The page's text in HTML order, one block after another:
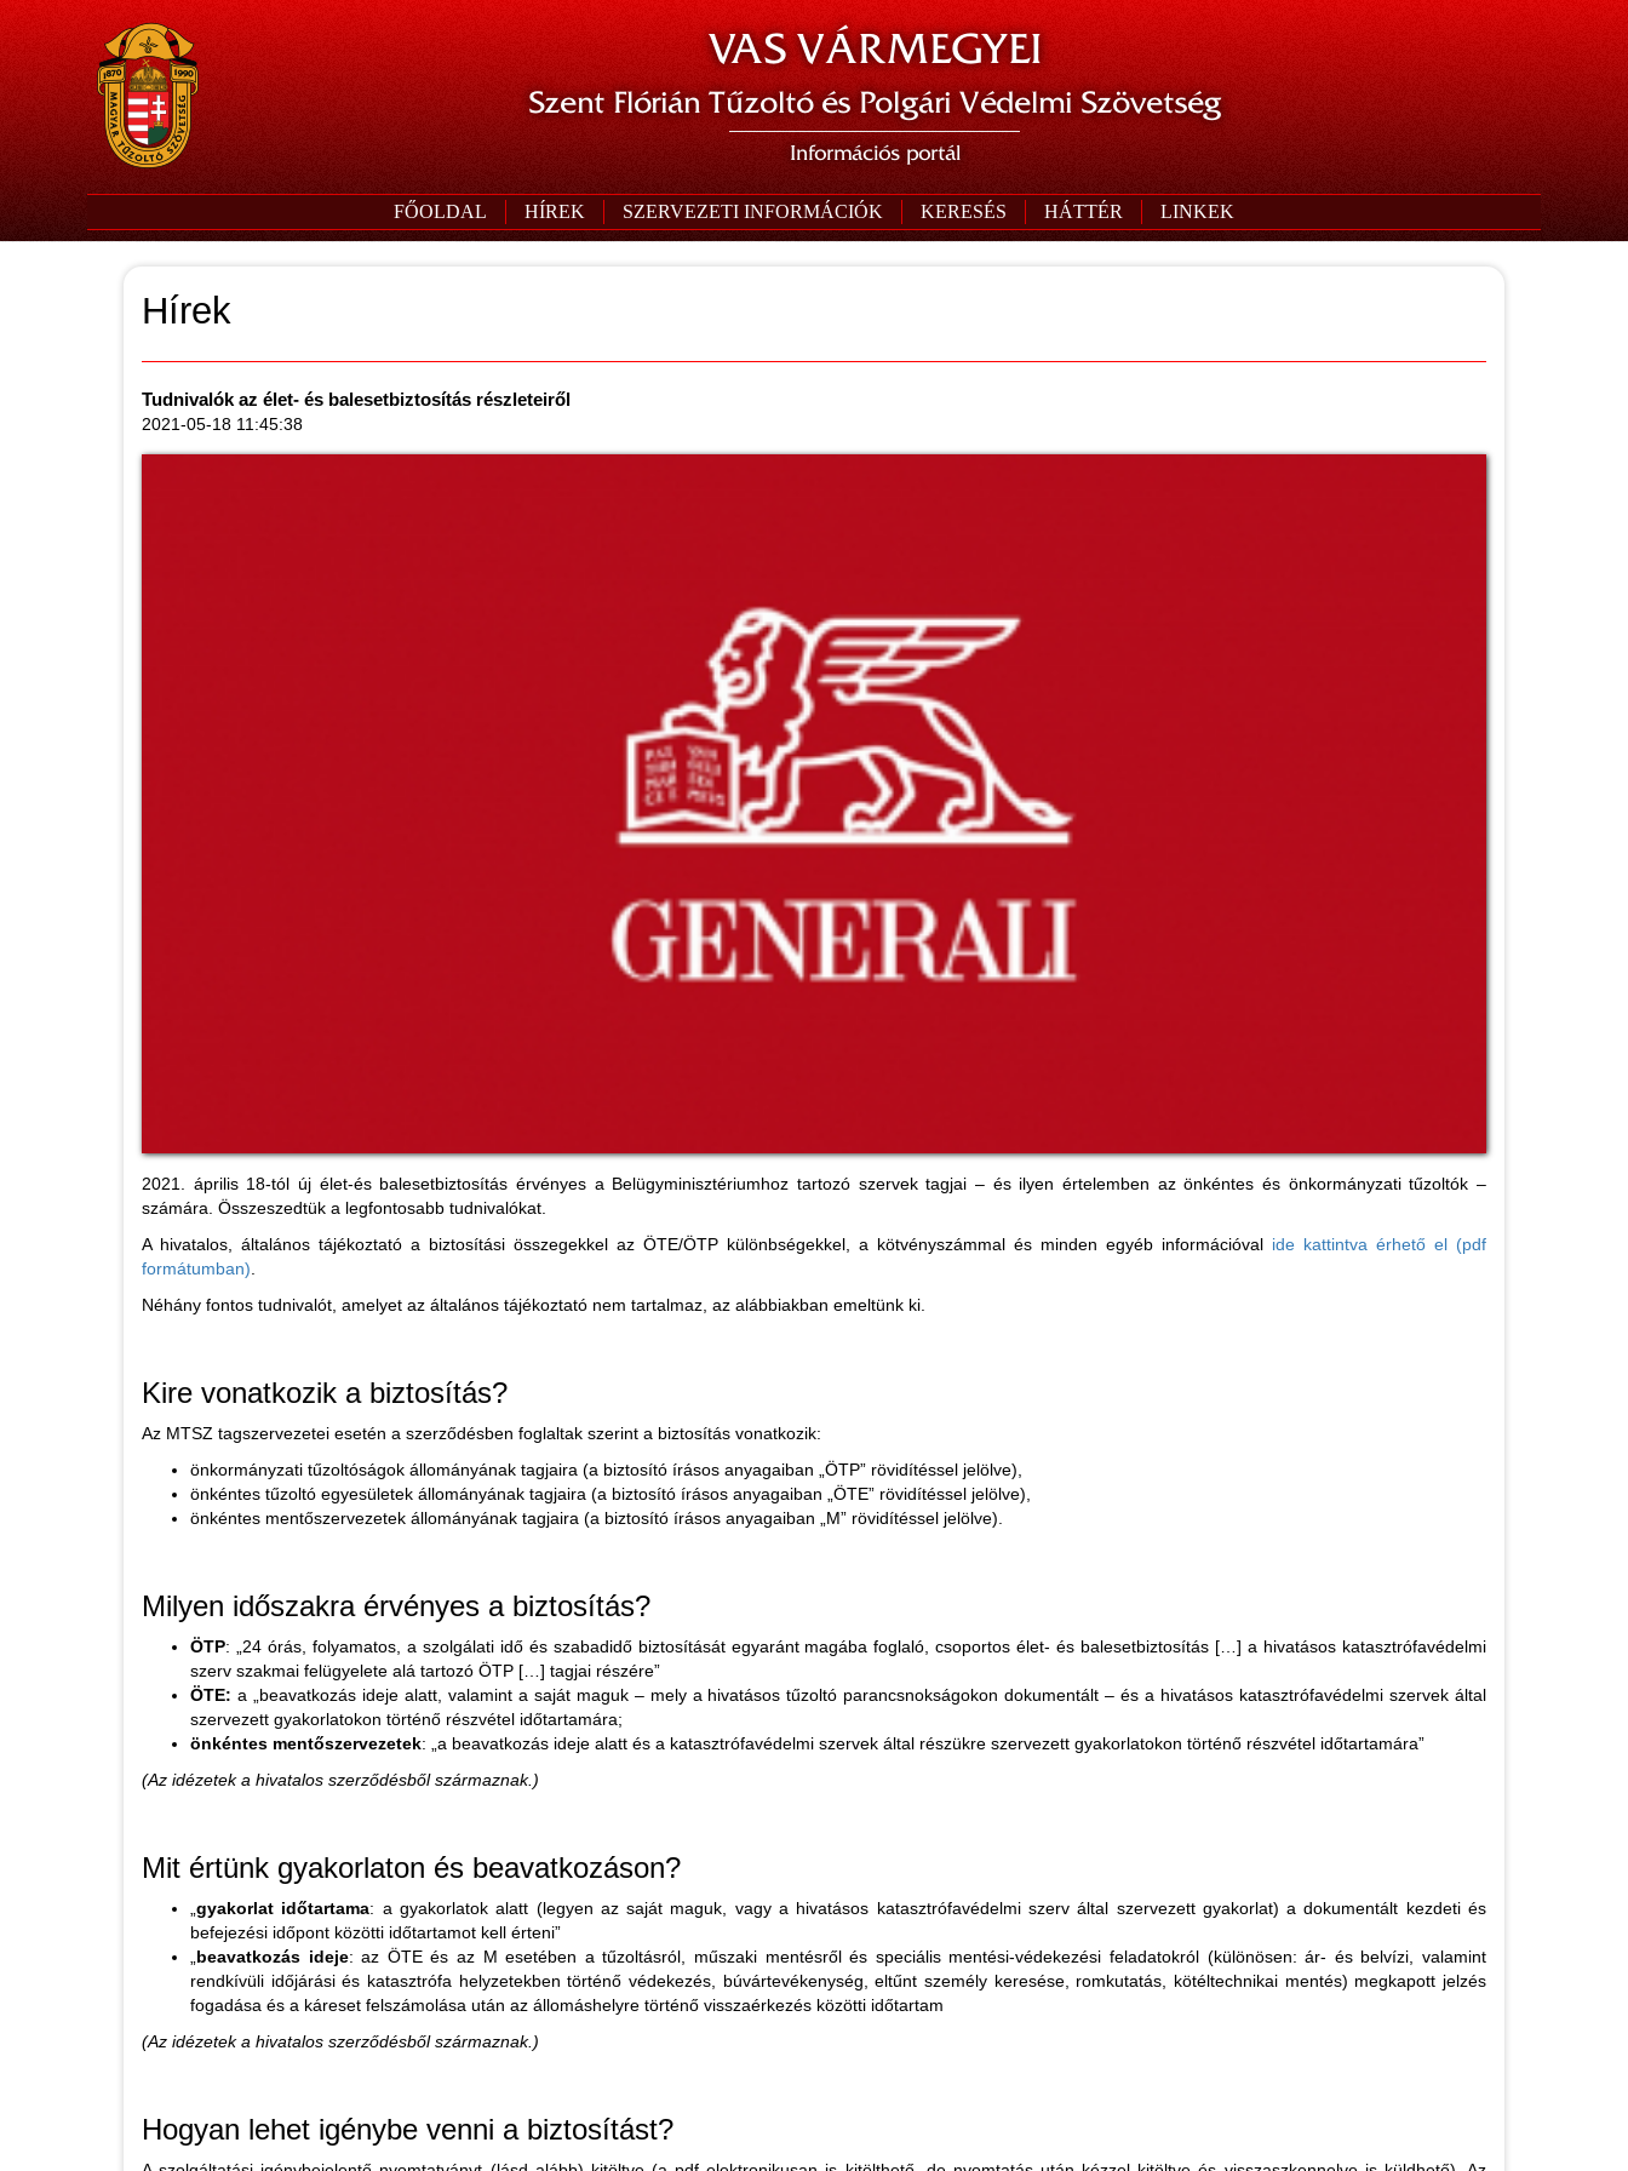
VAS VÁRMEGYEI
Szent Flórián Tűzoltó és Polgári Védelmi Szövetség
Információs portál
FŐOLDAL HÍREK SZERVEZETI INFORMÁCIÓK KERESÉS HÁTTÉR LINKEK
Hírek
Tudnivalók az élet- és balesetbiztosítás részleteiről
2021-05-18 11:45:38
2021. április 18-tól új élet-és balesetbiztosítás érvényes a Belügyminisztériumhoz tartozó szervek tagjai – és ilyen értelemben az önkéntes és önkormányzati tűzoltók –
számára. Összeszedtük a legfontosabb tudnivalókat.
A hivatalos, általános tájékoztató a biztosítási összegekkel az ÖTE/ÖTP különbségekkel, a kötvényszámmal és minden egyéb információval ide kattintva érhető el (pdf
formátumban)
Néhány fontos tudnivalót, amelyet az általános tájékoztató nem tartalmaz, az alábbiakban emeltünk ki.
Kire vonatkozik a biztosítás?
Az MTSZ tagszervezetei esetén a szerződésben foglaltak szerint a biztosítás vonatkozik:
önkormányzati tűzoltóságok állományának tagjaira (a biztosító írásos anyagaiban „ÖTP” rövidítéssel jelölve),
önkéntes tűzoltó egyesületek állományának tagjaira (a biztosító írásos anyagaiban „ÖTE” rövidítéssel jelölve),
önkéntes mentőszervezetek állományának tagjaira (a biztosító írásos anyagaiban „M” rövidítéssel jelölve).
Milyen időszakra érvényes a biztosítás?
ÖTP: „24 órás, folyamatos, a szolgálati idő és szabadidő biztosítását egyaránt magába foglaló, csoportos élet- és balesetbiztosítás […] a hivatásos katasztrófavédelmi
szerv szakmai felügyelete alá tartozó ÖTP […] tagjai részére”
ÖTE: a „beavatkozás ideje alatt, valamint a saját maguk – mely a hivatásos tűzoltó parancsnokságokon dokumentált – és a hivatásos katasztrófavédelmi szervek által
szervezett gyakorlatokon történő részvétel időtartamára;
önkéntes mentőszervezetek: „a beavatkozás ideje alatt és a katasztrófavédelmi szervek által részükre szervezett gyakorlatokon történő részvétel időtartamára”
(Az idézetek a hivatalos szerződésből származnak.)
Mit értünk gyakorlaton és beavatkozáson?
gyakorlat időtartama: a gyakorlatok alatt (legyen az saját maguk, vagy a hivatásos katasztrófavédelmi szerv által szervezett gyakorlat) a dokumentált kezdeti és
befejezési időpont közötti időtartamot kell érteni”
beavatkozás ideje: az ÖTE és az M esetében a tűzoltásról, műszaki mentésről és speciális mentési-védekezési feladatokról (különösen: ár- és belvízi, valamint
rendkívüli időjárási és katasztrófa helyzetekben történő védekezés, búvártevékenység, eltűnt személy keresése, romkutatás, kötéltechnikai mentés) megkapott jelzés
fogadása és a káreset felszámolása után az állomáshelyre történő visszaérkezés közötti időtartam
(Az idézetek a hivatalos szerződésből származnak.)
Hogyan lehet igénybe venni a biztosítást?